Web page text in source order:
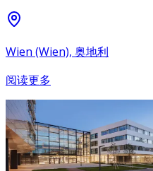
Wien (Wien), 奥地利
阅读更多